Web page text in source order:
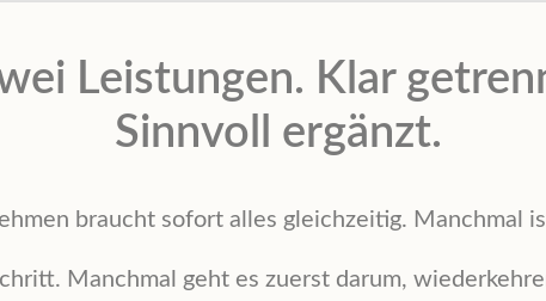
Leistungen. Klar
Sinnvoll ergänzt.
braucht sofort alles gleichzeitig. Manchmal
Manchmal geht es zuerst darum,